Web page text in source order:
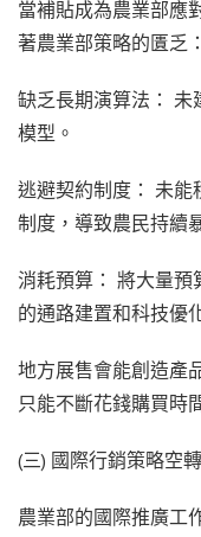
當補貼成為農業部應
著農業部策略的匱乏：
缺乏長期演算法： 未
模型。
逃避契約制度： 未能
制度，導致農民持續
消耗預算： 將大量預
的通路建置和科技優
地方展售會能創造產
只能不斷花錢購買時
(三) 國際行銷策略空
農業部的國際推廣工